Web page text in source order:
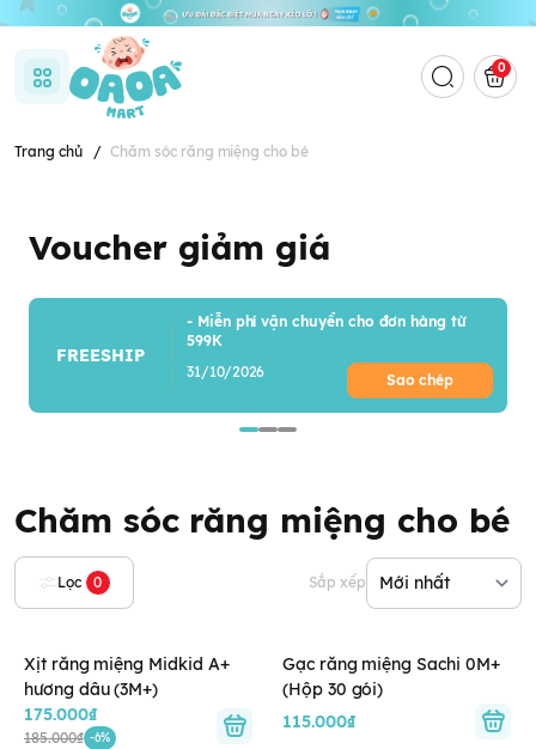
0
Trang chủ / Chăm sóc răng miệng cho bé
Voucher giảm giá
FREESHIP
- Miễn phí vận chuyển cho đơn hàng từ
599K
31/10/2026
Sao chép
Chăm sóc răng miệng cho bé
Lọc 0 Sắp xếp
Xịt răng miệng Midkid A+
hương dâu (3M+)
175.000₫
185.000₫ -6%
Gạc răng miệng Sachi 0M+
(Hộp 30 gói)
115.000₫